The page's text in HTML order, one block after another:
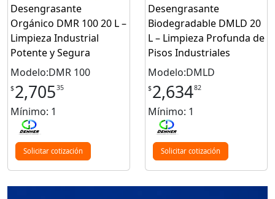
Desengrasante
Orgánico DMR 100 20 L –
Limpieza Industrial
Potente y Segura
Modelo:DMR 100
$2,70535
Mínimo: 1
Solicitar cotización
Desengrasante
Biodegradable DMLD 20
L – Limpieza Profunda de
Pisos Industriales
Modelo:DMLD
$2,63482
Mínimo: 1
Solicitar cotización